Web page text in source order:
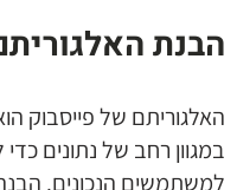
הבנת
האלגוריתם של
במגוון רחב של נתונים
למשתמשים הנכונים.